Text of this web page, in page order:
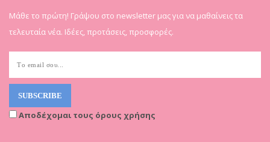
Μάθε το πρώτη! Γράψου στο newsletter μας για να μαθαίνεις τα
τελευταία νέα. Ιδέες, προτάσεις, προσφορές.
Αποδέχομαι τους όρους χρήσης